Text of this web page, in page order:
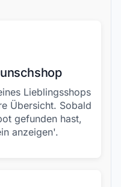
Lieblingsshops
Übersicht. Sobald
gefunden hast,
anzeigen'.